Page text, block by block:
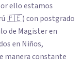
ello estamos
🇵🇪) con postgrado
de Magister en
en Niños,
manera constante